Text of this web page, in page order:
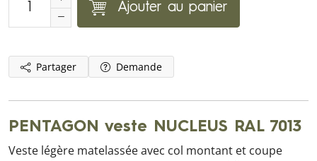
Ajouter au panier
Partager Demande
PENTAGON veste NUCLEUS RAL 7013
Veste légère matelassée avec col montant et coupe